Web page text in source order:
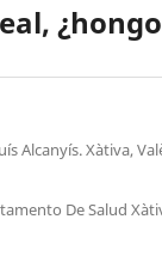
Alcanyís. Xàtiva,
De Salud